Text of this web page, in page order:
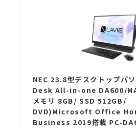
NEC 23.8型デスクトップパ
Desk All-in-one DA600/
メモリ 8GB/ SSD 512GB/
DVD)Microsoft Office
Business 2019搭載 PC-